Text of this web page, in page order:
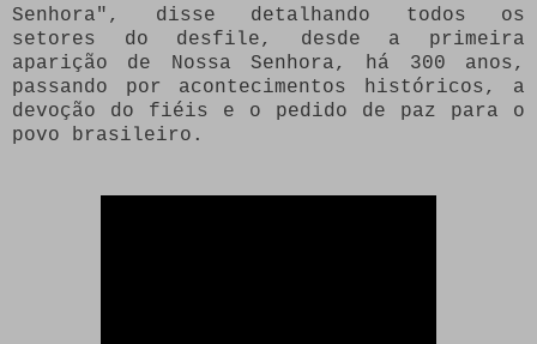
Senhora", disse detalhando todos os
setores do desfile, desde a primeira
aparição de Nossa Senhora, há 300 anos,
passando por acontecimentos históricos, a
devoção do fiéis e o pedido de paz para o
povo brasileiro.